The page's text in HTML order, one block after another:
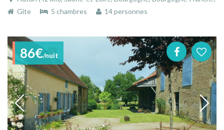
Gîte
5 chambres 14 personnes
86€/nuit